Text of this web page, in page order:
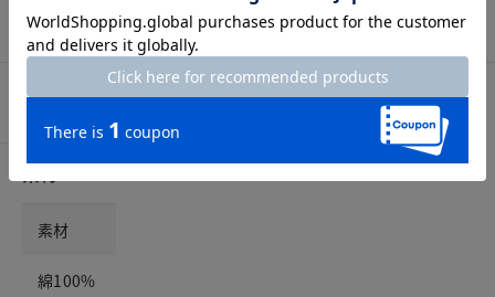
プロコーデ
スタッフコーデ
素材
綿100%